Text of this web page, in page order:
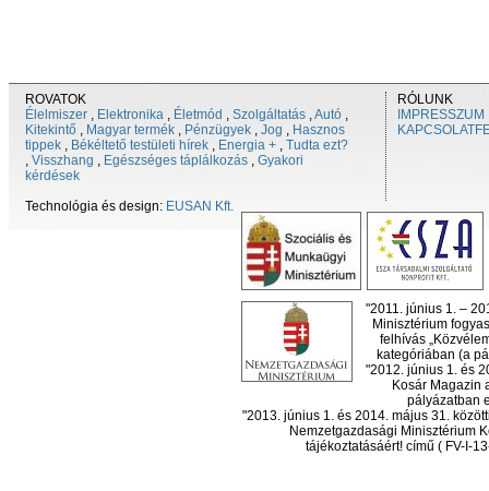
ROVATOK
Élelmiszer , Elektronika , Életmód , Szolgáltatás ,Autó ,
Kitekintő , Magyar termék , Pénzügyek , Jog , Hasznos
tippek , Békéltető testületi hírek , Energia + , Tudta ezt?
, Visszhang , Egészséges táplálkozás , Gyakori
kérdések
Technológia és design: EUSAN Kft.
RÓLUNK
IMPRESSZUM
"2011. június 1. –
Minisztérium
felhívás
kategóriában (a
"2012. június 1. és
Kosár Magazin
pályázatban
"2013. június 1. és 2014. május 31.
Nemzetgazdasági Minisztérium
tájékoztatásáért! című ( FV-I-